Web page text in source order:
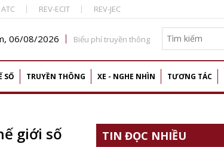
ATC REV-ECIT REV-JEC
06/08/2026 Biểu phí truyền thông
SỐ TRUYỀN THÔNG XE - NGHE NHÌN TƯƠNG TÁC
giới số
TIN ĐỌC NHIỀU